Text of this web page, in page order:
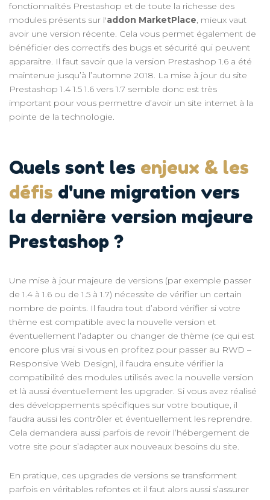
fonctionnalités Prestashop et de toute la richesse des
modules présents sur l'addon MarketPlace, mieux vaut
avoir une version récente. Cela vous permet également de
bénéficier des correctifs des bugs et sécurité qui peuvent
apparaitre. Il faut savoir que la version Prestashop 1.6 a été
maintenue jusqu’à l’automne 2018. La mise à jour du site
Prestashop 1.4 1.5 1.6 vers 1.7 semble donc est très
important pour vous permettre d’avoir un site internet à la
pointe de la technologie.
Quels sont les enjeux & les
défis d'une migration vers
la dernière version majeure
Prestashop ?
Une mise à jour majeure de versions (par exemple passer
de 1.4 à 1.6 ou de 1.5 à 1.7) nécessite de vérifier un certain
nombre de points. Il faudra tout d’abord vérifier si votre
thème est compatible avec la nouvelle version et
éventuellement l’adapter ou changer de thème (ce qui est
encore plus vrai si vous en profitez pour passer au RWD –
Responsive Web Design), il faudra ensuite vérifier la
compatibilité des modules utilisés avec la nouvelle version
et là aussi éventuellement les upgrader. Si vous avez réalisé
des développements spécifiques sur votre boutique, il
faudra aussi les contrôler et éventuellement les reprendre.
Cela demandera aussi parfois de revoir l’hébergement de
votre site pour s’adapter aux nouveaux besoins du site.
En pratique, ces upgrades de versions se transforment
parfois en véritables refontes et il faut alors aussi s’assurer